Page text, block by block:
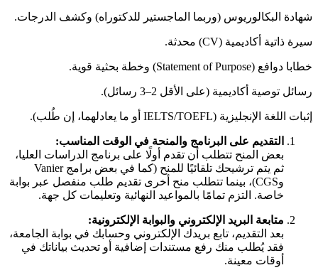
شهادة البكالوريوس (وربما الماجستير للدكتوراه) وكشف الدرجات.
سيرة ذاتية أكاديمية (CV) محدثة.
خطابا دوافع (Statement of Purpose) وخطة بحثية قوية.
رسائل توصية أكاديمية (على الأقل 2–3 رسائل).
إثبات اللغة الإنجليزية (IELTS/TOEFL أو ما يعادلهما، إن طُلب).
التقديم على البرنامج والمنحة في الوقت المناسب:
بعض المنح تتطلب أن تقدم أولًا على برنامج الدراسات العليا،
ثم يتم ترشيحك تلقائيًا للمنح (كما في بعض برامج Vanier
وCGS)، بينما تتطلب منح أخرى تقديم طلب منفصل عبر بوابة
خاصة. التزم تمامًا بالمواعيد النهائية وتعليمات كل جهة.
متابعة البريد الإلكتروني والبوابة الإلكترونية:
بعد التقديم، تابع بريدك الإلكتروني وحسابك في بوابة الجامعة،
فقد يُطلب منك رفع مستندات إضافية أو تحديث بياناتك في
أوقات معينة.